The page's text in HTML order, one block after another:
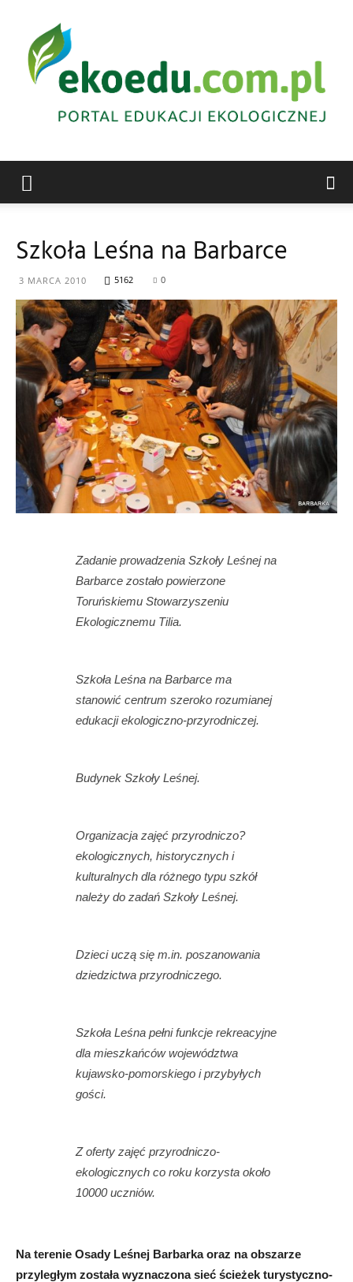
Abrys
Szkoła Leśna na Barbarce
3 MARCA 2010 5162 0
Zadanie prowadzenia Szkoły Leśnej na
Barbarce zostało powierzone
Toruńskiemu Stowarzyszeniu
Ekologicznemu Tilia.
Szkoła Leśna na Barbarce ma
stanowić centrum szeroko rozumianej
edukacji ekologiczno-przyrodniczej.
Budynek Szkoły Leśnej.
Organizacja zajęć przyrodniczo?
ekologicznych, historycznych i
kulturalnych dla różnego typu szkół
należy do zadań Szkoły Leśnej.
Dzieci uczą się m.in. poszanowania
dziedzictwa przyrodniczego.
Szkoła Leśna pełni funkcje rekreacyjne
dla mieszkańców województwa
kujawsko-pomorskiego i przybyłych
gości.
Z oferty zajęć przyrodniczo-
ekologicznych co roku korzysta około
10000 uczniów.
Na terenie Osady Leśnej Barbarka oraz na obszarze
przyległym została wyznaczona sieć ścieżek turystyczno-